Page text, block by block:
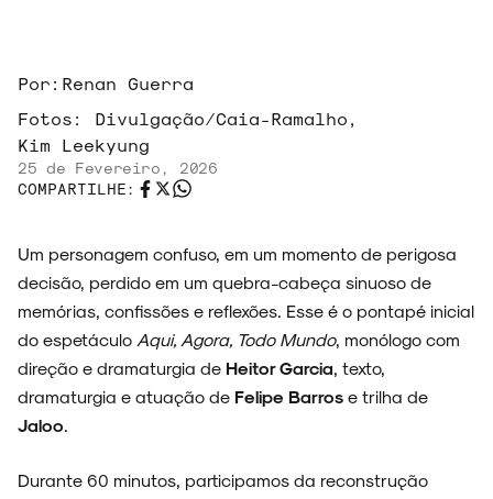
Por: Renan Guerra
Fotos: Divulgação/Caia-Ramalho,
Kim Leekyung
25 de Fevereiro, 2026
COMPARTILHE:
Um personagem confuso, em um momento de perigosa
decisão, perdido em um quebra-cabeça sinuoso de
memórias, confissões e reflexões. Esse é o pontapé inicial
do espetáculo Aqui, Agora, Todo Mundo, monólogo com
direção e dramaturgia de Heitor Garcia, texto,
dramaturgia e atuação de Felipe Barros e trilha de
Jaloo.
Durante 60 minutos, participamos da reconstrução